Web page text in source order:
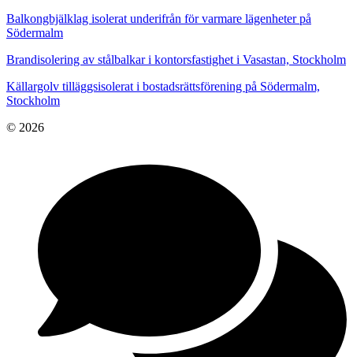
Balkongbjälklag isolerat underifrån för varmare lägenheter på
Södermalm
Brandisolering av stålbalkar i kontorsfastighet i Vasastan, Stockholm
Källargolv tilläggsisolerat i bostadsrättsförening på Södermalm,
Stockholm
© 2026